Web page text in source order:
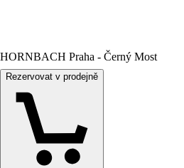
HORNBACH Praha - Černý Most
Rezervovat v prodejně